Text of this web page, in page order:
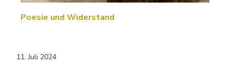
Poesie und Widerstand
11. Juli 2024